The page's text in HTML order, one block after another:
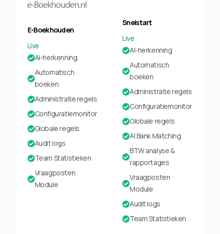
E-Boekhouden
Live
AI-herkenning
Automatisch
boeken
Administratie regels
Configuratiemonitor
Globale regels
Audit logs
Team Statistieken
Vraagposten
Module
Snelstart
Live
AI-herkenning
Automatisch
boeken
Administratie regels
Configuratiemonitor
Globale regels
AI Bank Matching
BTW analyse &
rapportages
Vraagposten
Module
Audit logs
Team Statistieken